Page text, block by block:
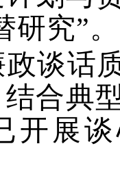
研究”。
谈话
合典
开展